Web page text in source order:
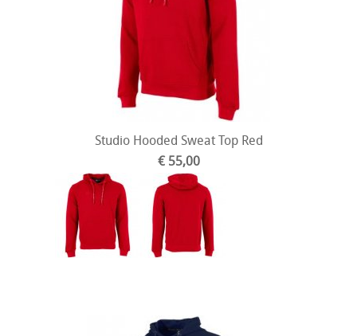
Studio Hooded Sweat Top Red
€ 55,00